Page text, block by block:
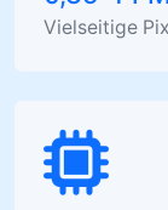
Vielseitige